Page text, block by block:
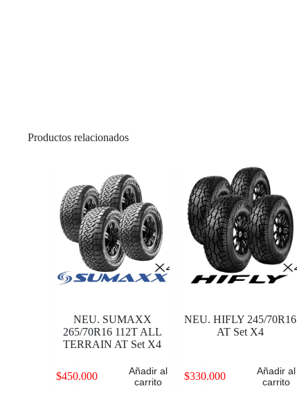
Productos relacionados
NEU. SUMAXX
265/70R16 112T ALL
TERRAIN AT Set X4
$450.000
Añadir al
carrito
NEU. HIFLY 245/70R16
AT Set X4
$330.000
Añadir al
carrito